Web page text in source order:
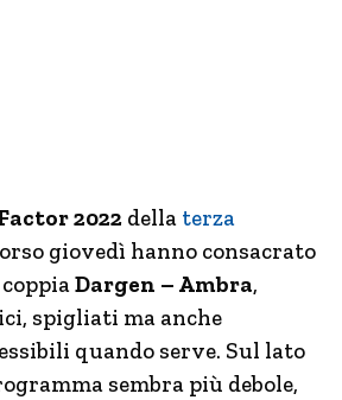
2022 della terza
giovedì hanno consacrato
Dargen – Ambra,
spigliati ma anche
quando serve. Sul lato
sembra più debole,